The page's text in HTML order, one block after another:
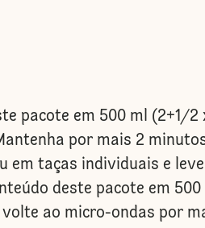
pacote em 500 ml
por mais 2
taças individuais e leve à
deste pacote em
ao micro-ondas por